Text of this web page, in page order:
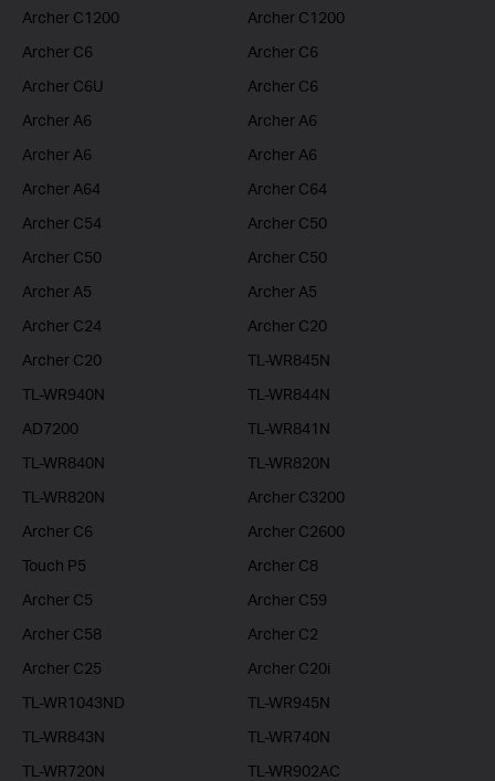
Archer C1200
Archer C1200
Archer C6
Archer C6
Archer C6U
Archer C6
Archer A6
Archer A6
Archer A6
Archer A6
Archer A64
Archer C64
Archer C54
Archer C50
Archer C50
Archer C50
Archer A5
Archer A5
Archer C24
Archer C20
Archer C20
TL-WR845N
TL-WR940N
TL-WR844N
AD7200
TL-WR841N
TL-WR840N
TL-WR820N
TL-WR820N
Archer C3200
Archer C6
Archer C2600
Touch P5
Archer C8
Archer C5
Archer C59
Archer C58
Archer C2
Archer C25
Archer C20i
TL-WR1043ND
TL-WR945N
TL-WR843N
TL-WR740N
TL-WR720N
TL-WR902AC